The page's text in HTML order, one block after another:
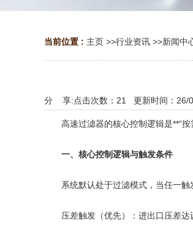
当前位置 : 主页 >>行业资讯 >>新闻中
点击次数： 21 更新时间：26/
分 享:
高速过滤器的核心控制逻辑是**“按
一、核心控制逻辑与触发条件
系统默认处于过滤模式，当任一触
压差触发（优先）：进出口压差达